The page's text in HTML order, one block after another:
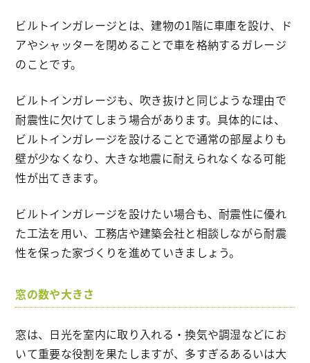
ビルトインガレージとは、建物の1階に車庫を設け、ド
アやシャッターを閉めることで車を格納するガレージ
のことです。
ビルトインガレージも、吹き抜けと同じような理由で
耐震性に欠けてしまう場合があります。具体的には、
ビルトインガレージを設けることで通常の部屋よりも
壁が少なくなり、大きな地震に耐えられなくなる可能
性が出てきます。
ビルトインガレージを設けたい場合も、耐震性に優れ
た工法を用い、工務店や建築会社と相談しながら耐震
性を保った家づくりを進めていきましょう。
窓の数や大きさ
窓は、日光を室内に取り入れる・換気や調湿などにお
いて重要な役割を果たしますが、多すぎるあるいは大